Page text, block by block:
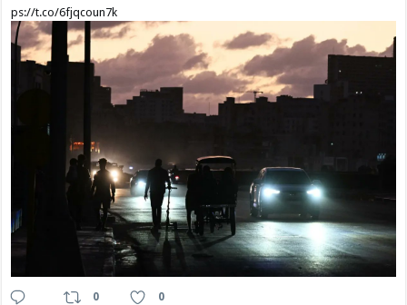
ps://t.co/6fjqcoun7k
0 0